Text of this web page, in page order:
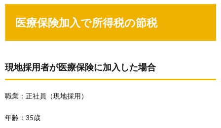
医療保険加入で所得税の節税
現地採用者が医療保険に加入した場合
職業：正社員（現地採用）
年齢：35歳